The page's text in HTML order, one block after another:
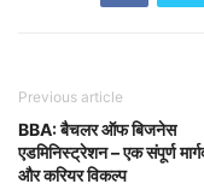
Previous article
BBA: बैचलर ऑफ बिजनेस
एडमिनिस्ट्रेशन – एक संपूर्ण
और करियर विकल्प